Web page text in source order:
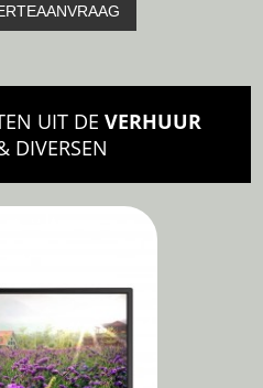
UIT DE VERHUUR
DIVERSEN